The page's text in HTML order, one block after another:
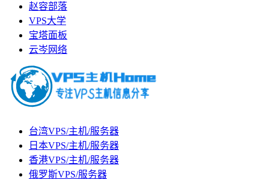
赵容部落
VPS大学
宝塔面板
云岑网络
台湾VPS/主机/服务器
日本VPS/主机/服务器
香港VPS/主机/服务器
俄罗斯VPS/服务器